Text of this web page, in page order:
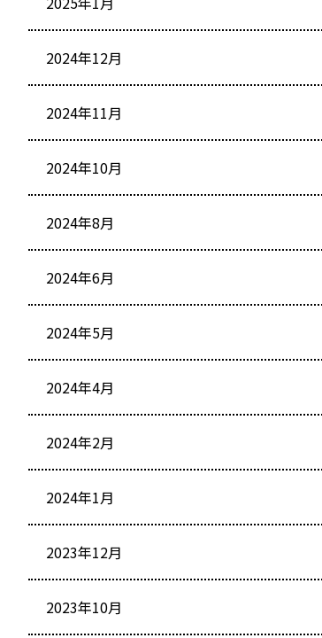
2024年12月
2024年11月
2024年10月
2024年8月
2024年6月
2024年5月
2024年4月
2024年2月
2024年1月
2023年12月
2023年10月